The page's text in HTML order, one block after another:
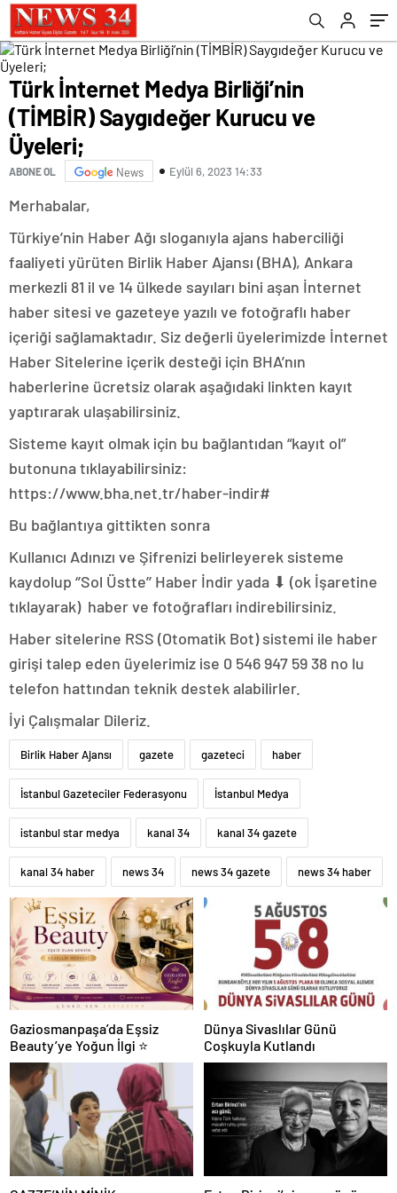
Türk İnternet Medya Birliği’nin
(TİMBİR) Saygıdeğer Kurucu ve
Üyeleri;
ABONE OL News Eylül 6, 2023 14:33
Merhabalar,
Türkiye’nin Haber Ağı sloganıyla ajans haberciliği
faaliyeti yürüten Birlik Haber Ajansı (BHA), Ankara
merkezli 81 il ve 14 ülkede sayıları bini aşan İnternet
haber sitesi ve gazeteye yazılı ve fotoğraflı haber
içeriği sağlamaktadır. Siz değerli üyelerimizde İnternet
Haber Sitelerine içerik desteği için BHA’nın
haberlerine ücretsiz olarak aşağıdaki linkten kayıt
yaptırarak ulaşabilirsiniz.
Sisteme kayıt olmak için bu bağlantıdan “kayıt ol”
butonuna tıklayabilirsiniz:
https://www.bha.net.tr/haber-indir#
Bu bağlantıya gittikten sonra
Kullanıcı Adınızı ve Şifrenizi belirleyerek sisteme
kaydolup ‘’Sol Üstte’’ Haber İndir yada ⬇ (ok İşaretine
tıklayarak) haber ve fotoğrafları indirebilirsiniz.
Haber sitelerine RSS (Otomatik Bot) sistemi ile haber
girişi talep eden üyelerimiz ise 0 546 947 59 38 no lu
telefon hattından teknik destek alabilirler.
İyi Çalışmalar Dileriz.
Birlik Haber Ajansı gazete gazeteci haber
İstanbul Gazeteciler Federasyonu İstanbul Medya
istanbul star medya kanal 34 kanal 34 gazete
kanal 34 haber news 34 news 34 gazete news 34 haber
Gaziosmanpaşa’da Eşsiz
Beauty’ye Yoğun İlgi ⭐
Dünya Sivaslılar Günü
Coşkuyla Kutlandı